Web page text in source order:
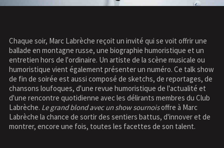
Chaque soir, Marc Labrèche reçoit un invité qui se voit offrir une
ballade en montagne russe, une biographie humoristique et un
entretien hors de l'ordinaire. Un artiste de la scène musicale ou
humoristique vient également présenter un numéro. Ce talk show
de fin de soirée est aussi composé de sketchs, de reportages, de
chansons loufoques, d'une revue humoristique de l'actualité et
d'une rencontre quotidienne avec les délirants membres du Club
Labrèche. Le grand blond avec un show sournoisoffre à Marc
Labrèche la chance de sortir des sentiers battus, d'innover et de
montrer, encore une fois, toutes les facettes de son talent.